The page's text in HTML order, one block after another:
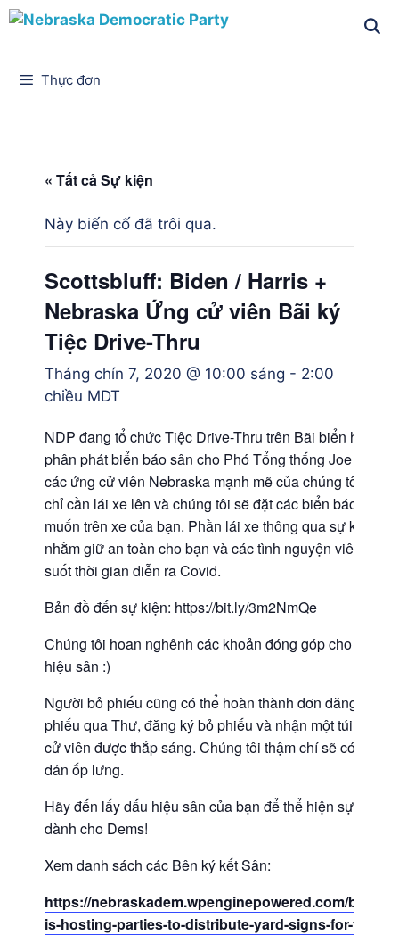
Thực đơn
« Tất cả Sự kiện
Này biến cố đã trôi qua.
Scottsbluff: Biden / Harris +
Nebraska Ứng cử viên Bãi ký
Tiệc Drive-Thru
Tháng chín 7, 2020 @ 10:00 sáng - 2:00
chiều MDT
NDP đang tổ chức Tiệc Drive-Thru trên Bãi biển hiệu để
phân phát biển báo sân cho Phó Tổng thống Joe Biden
các ứng cử viên Nebraska mạnh mẽ của chúng tôi. Bạn
chỉ cần lái xe lên và chúng tôi sẽ đặt các biển báo bạn
muốn trên xe của bạn. Phần lái xe thông qua sự kiện
nhằm giữ an toàn cho bạn và các tình nguyện viên trong
suốt thời gian diễn ra Covid.
Bản đồ đến sự kiện: https://bit.ly/3m2NmQe
Chúng tôi hoan nghênh các khoản đóng góp cho bảng
hiệu sân :)
Người bỏ phiếu cũng có thể hoàn thành đơn đăng ký Bỏ
phiếu qua Thư, đăng ký bỏ phiếu và nhận một túi đầy
cử viên được thắp sáng. Chúng tôi thậm chí sẽ có miếng
dán ốp lưng.
Hãy đến lấy dấu hiệu sân của bạn để thể hiện sự ủng
dành cho Dems!
Xem danh sách các Bên ký kết Sân:
https://nebraskadem.wpenginepowered.com/blog/
is-hosting-parties-to-distribute-yard-signs-for-vice-